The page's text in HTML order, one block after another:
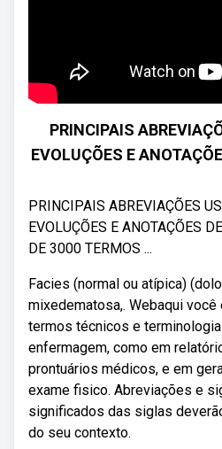
PRINCIPAIS
EVOLUÇÕES E
PRINCIPAIS ABREVIAÇÕES
EVOLUÇÕES E ANOTAÇÕES
DE 3000 TERMOS ...
Facies (normal ou atípica)
mixedematosa,. Webaqui
termos técnicos e
enfermagem, como em
prontuários médicos, e em
exame fisico. Abreviações e
significados das siglas
do seu contexto.